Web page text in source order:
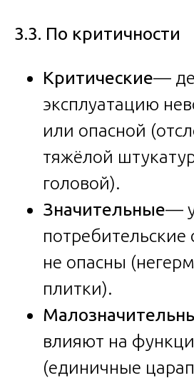
3.3. По критичности
Критические—
эксплуатацию
или опасной
тяжёлой
головой).
Значительные—
потребительские
не опасны
плитки).
влияют на
(единичные